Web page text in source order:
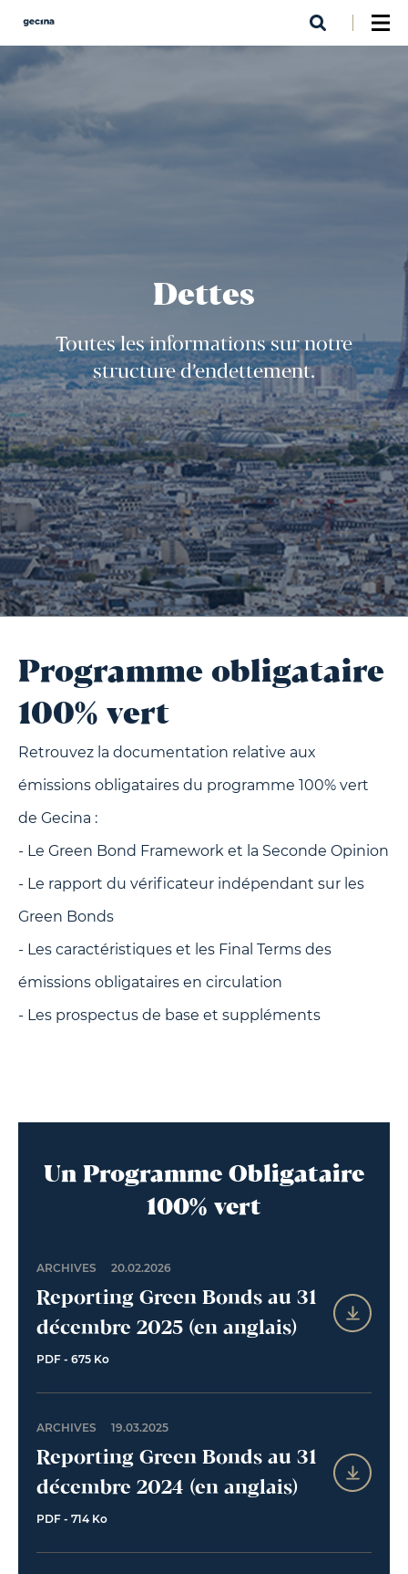
contenu
Dettes
Toutes les informations sur notre
structure d’endettement.
Programme obligataire
100% vert
Retrouvez la documentation relative aux
émissions obligataires du programme 100% vert
de Gecina :
- Le Green Bond Framework et la Seconde Opinion
- Le rapport du vérificateur indépendant sur les
Green Bonds
- Les caractéristiques et les Final Terms des
émissions obligataires en circulation
- Les prospectus de base et suppléments
Un Programme Obligataire
100% vert
ARCHIVES 20.02.2026
Reporting Green Bonds au 31
décembre 2025 (en anglais)
PDF - 675 Ko
ARCHIVES 19.03.2025
Reporting Green Bonds au 31
décembre 2024 (en anglais)
PDF - 714 Ko